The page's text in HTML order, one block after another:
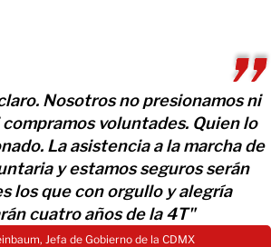
Nosotros no presionamos ni
voluntades. Quien lo
La asistencia a la marcha de
y estamos seguros serán
los que con orgullo y alegría
cuatro años de la 4T"
Jefa de Gobierno de la CDMX